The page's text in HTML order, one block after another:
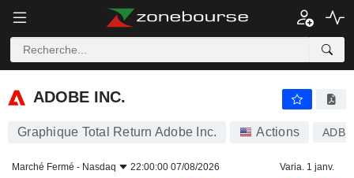
ADOBE INC.
ADOBE INC.
Graphique Total Return Adobe Inc. Actions ADBE
Marché Fermé - Nasdaq 22:00:00 07/08/2026 Varia. 1 janv.